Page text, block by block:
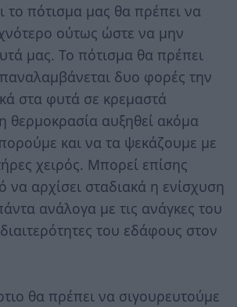
το πότισμα μας θα πρέπει να
ούτως ώστε να μην
μας. Το πότισμα θα πρέπει
δυο φορές την
στα φυτά σε κρεμαστά
θερμοκρασία αυξηθεί ακόμα
και να τα ψεκάζουμε με
χειρός. Μπορεί επίσης
να αρχίσει σταδιακά η ενίσχυση
ανάλογα με τις ανάγκες του
του εδάφους στον
θα πρέπει να σιγουρευτούμε